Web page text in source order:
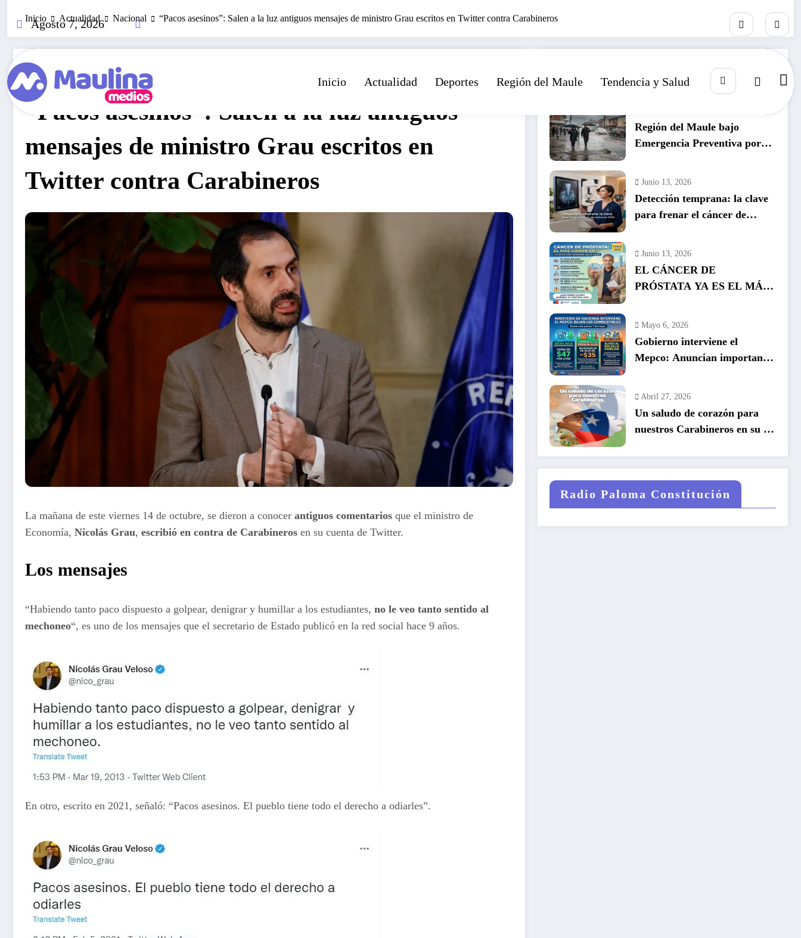
contenido
Agosto 7, 2026
Inicio Actualidad Deportes Región del Maule Tendencia y Salud
Inicio Actualidad Nacional “Pacos asesinos”: Salen a la luz antiguos mensajes de ministro Grau escritos en Twitter contra Carabineros
Nacional Octubre 14, 2022
“Pacos asesinos”: Salen a la luz antiguos
mensajes de ministro Grau escritos en
Twitter contra Carabineros
La mañana de este viernes 14 de octubre, se dieron a conocer antiguos comentarios que el ministro de
Economía, Nicolás Grau, escribió en contra de Carabineros en su cuenta de Twitter.
Los mensajes
“Habiendo tanto paco dispuesto a golpear, denigrar y humillar a los estudiantes, no le veo tanto sentido al
mechoneo“, es uno de los mensajes que el secretario de Estado publicó en la red social hace 9 años.
En otro, escrito en 2021, señaló: “Pacos asesinos. El pueblo tiene todo el derecho a odiarles”.
COMENTARIO
Región del Maule bajo
Emergencia Preventiva por
Junio 13, 2026
Detección temprana: la clave
para frenar el cáncer de
Junio 13, 2026
EL CÁNCER DE
PRÓSTATA YA ES EL MÁS
TEMPRANA SALVA VIDAS
Mayo 6, 2026
Gobierno interviene el
Mepco: Anuncian importante
Abril 27, 2026
Un saludo de corazón para
nuestros Carabineros en su 99
Radio Paloma Constitución